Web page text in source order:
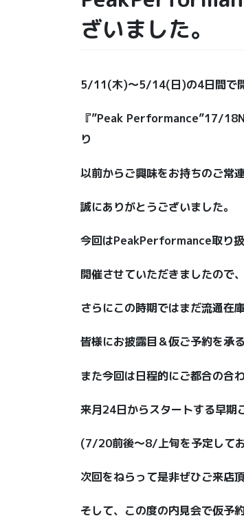
ざいました。
5/11(木)〜5/14(日)の4日間で
『”Peak Performance”17/
り
以前からご興味をお持ちのご常
誠にありがとうございました。
今回はPeakPerformance取り
開催させていただきましたので
さらにこの時期ではまだ流通在
皆様にお披露目＆仮ご予約を承
また今回は日程的にご都合の合
来月24日からスタートする早期
(7/20前後〜8/上旬を予定して
次回をねらって是非ぜひご来店
そして、この度の内見会で仮予